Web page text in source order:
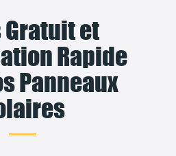
Gratuit et
Rapide
Panneaux